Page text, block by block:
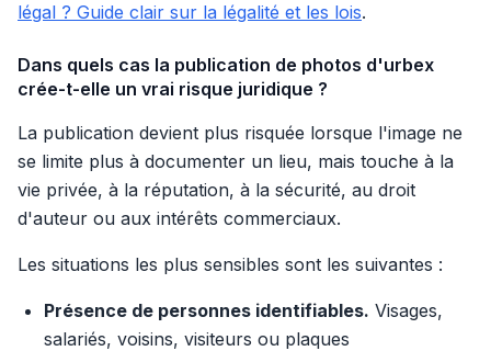
légal ? Guide clair sur la légalité et les lois.
Dans quels cas la publication de photos d'urbex
crée-t-elle un vrai risque juridique ?
La publication devient plus risquée lorsque l'image ne
se limite plus à documenter un lieu, mais touche à la
vie privée, à la réputation, à la sécurité, au droit
d'auteur ou aux intérêts commerciaux.
Les situations les plus sensibles sont les suivantes :
Présence de personnes identifiables. Visages,
salariés, voisins, visiteurs ou plaques